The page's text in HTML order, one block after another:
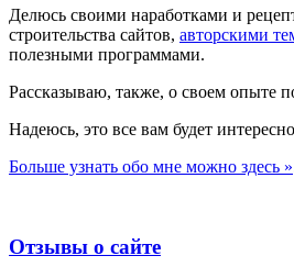
Делюсь своими наработками и
строительства сайтов, авторскими
полезными программами.
Рассказываю, также, о своем опыте
Надеюсь, это все вам будет
Больше узнать обо мне можно здесь »
Отзывы о сайте